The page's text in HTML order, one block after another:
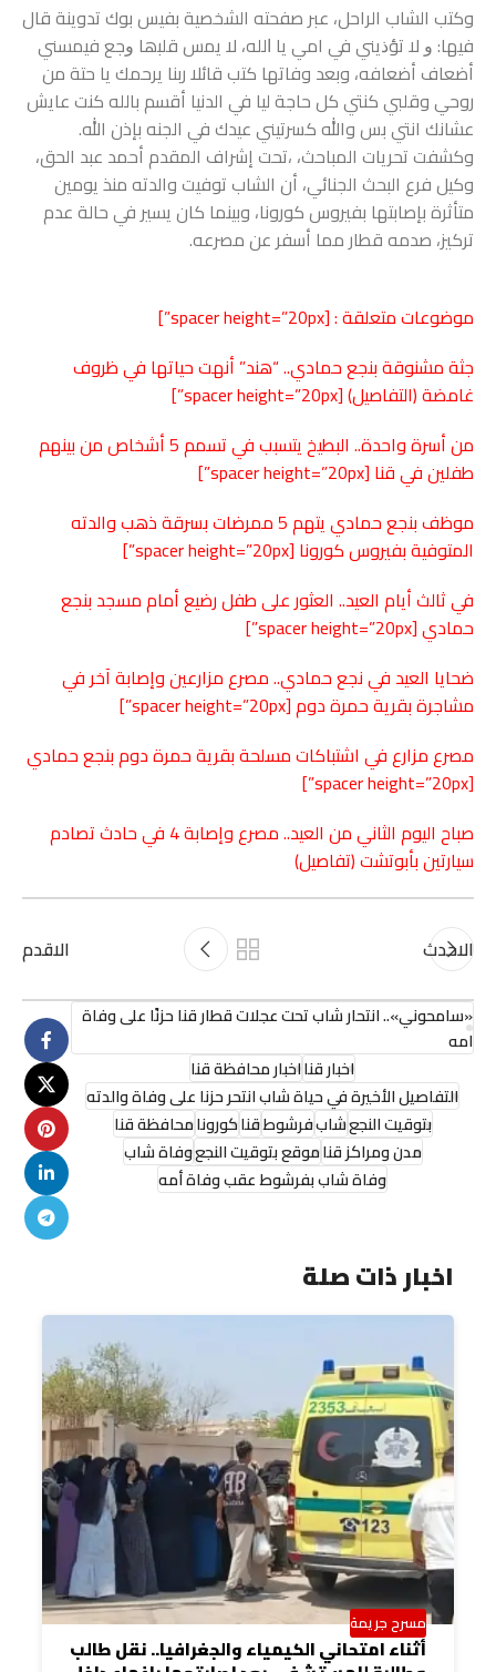
وكتب الشاب الراحل، عبر صفحته الشخصية بفيس بوك تدوينة قال
فيها: ﻭ ﻻ ﺗﺆﺫﻳﻨﻲ ﻓﻲ امي ﻳﺎ ﺍﻟﻠﻪ، ﻻ ﻳﻤس ﻗﻠﺒها ﻭﺟﻊ ﻓﻴﻤﺴﻨﻲ
أضعاف أﺿﻌﺎفه، وبعد وفاتها كتب قائلا ربنا يرحمك يا حتة من
روحي وقلبي كنتي كل حاجة ليا في الدنيا أقسم بالله كنت عايش
عشانك انتي بس والله كسرتيني عيدك في الجنه بإذن الله.
وكشفت تحريات المباحث، ،تحت إشراف المقدم أحمد عبد الحق،
وكيل فرع البحث الجنائي، أن الشاب توفيت والدته منذ يومين
متأثرة بإصابتها بفيروس كورونا، وبينما كان يسير في حالة عدم
تركيز، صدمه قطار مما أسفر عن مصرعه.
موضوعات متعلقة : [spacer height=”20px”]
جثة مشنوقة بنجع حمادي.. “هند” أنهت حياتها في ظروف
غامضة (التفاصيل)[spacer height=”20px”]
من أسرة واحدة.. البطيخ يتسبب في تسمم 5 أشخاص من بينهم
طفلين فيقنا [spacer height=”20px”]
موظف بنجع حمادي يتهم 5 ممرضات بسرقة ذهب والدته
المتوفية بفيروس كورونا [spacer height=”20px”]
في ثالث أيام العيد.. العثور على طفل رضيع أمام مسجد بنجع
حمادي[spacer height=”20px”]
ضحايا العيد في نجع حمادي.. مصرع مزارعين وإصابة آخر في
مشاجرة بقرية حمرة دوم[spacer height=”20px”]
مصرع مزارع في اشتباكات مسلحة بقرية حمرة دوم بنجع حمادي
[spacer height=”20px”]
صباح اليوم الثاني من العيد.. مصرع وإصابة 4 في حادث تصادم
سيارتين بأبوتشت (تفاصيل)
الاحدث الاقدم
«سامحوني».. انتحار شاب تحت عجلات قطار قنا حزنًا على وفاة
امه
اخبار قنااخبار محافظة قنا
التفاصيل الأخيرة في حياة شاب انتحر حزنا على وفاة والدته
بتوقيت النجعشابفرشوطقناكورونامحافظة قنا
مدن ومراكز قناموقع بتوقيت النجعوفاة شاب
وفاة شاب بفرشوط عقب وفاة أمه
اخبار ذات صلة
مسرح جريمة
أثناء امتحاني الكيمياء والجغرافيا.. نقل طالب